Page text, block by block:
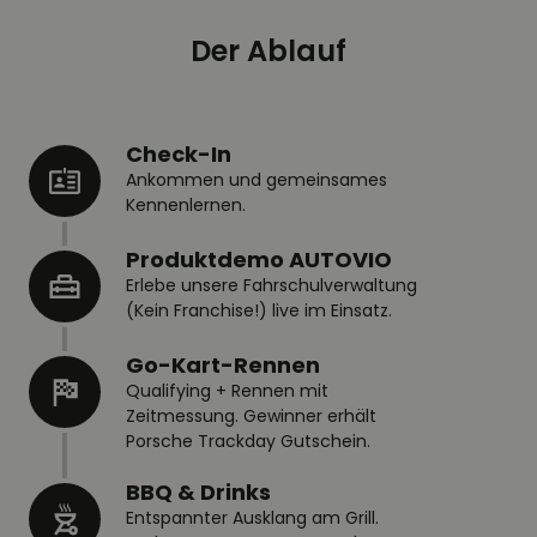
Der Ablauf
Check-In
Ankommen und gemeinsames
Kennenlernen.
Produktdemo AUTOVIO
Erlebe unsere Fahrschulverwaltung
(Kein Franchise!) live im Einsatz.
Go-Kart-Rennen
Qualifying + Rennen mit
Zeitmessung. Gewinner erhält
Porsche Trackday Gutschein.
BBQ & Drinks
Entspannter Ausklang am Grill.